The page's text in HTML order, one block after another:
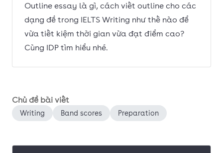
Outline essay là gì, cách viết outline cho các
dạng đề trong IELTS Writing như thế nào để
vừa tiết kiệm thời gian vừa đạt điểm cao?
Cùng IDP tìm hiểu nhé.
Chủ đề bài viết
Writing Band scores Preparation